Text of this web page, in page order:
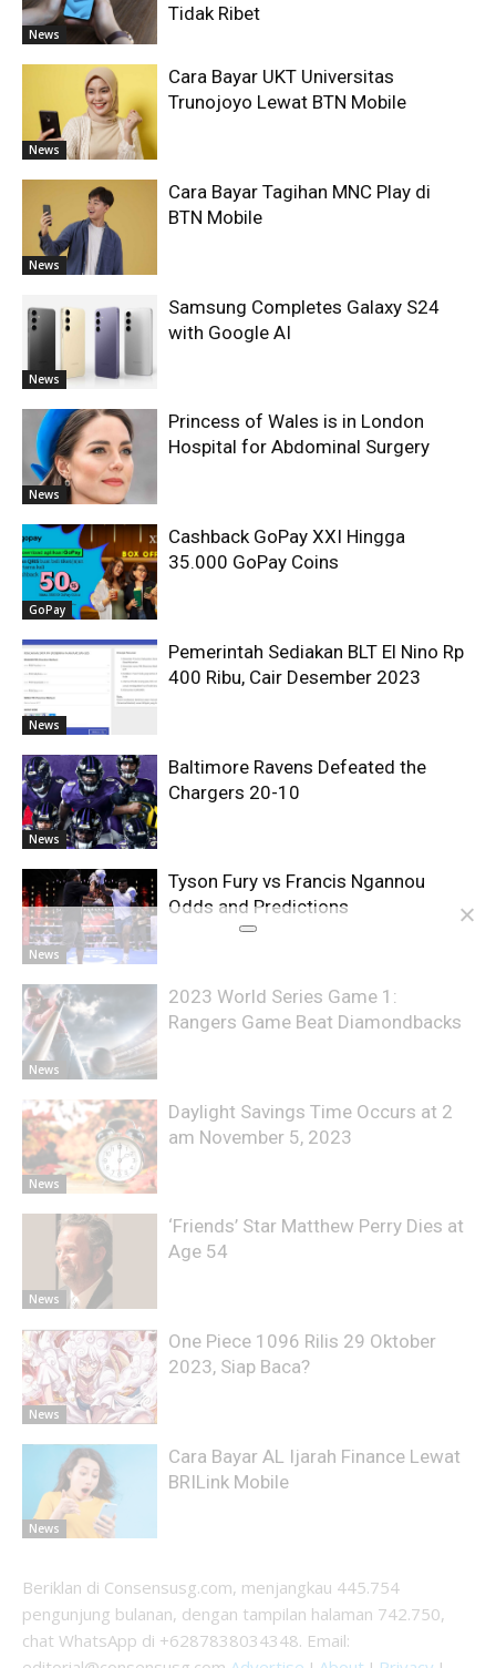
News
Tidak Ribet
News
Cara Bayar UKT Universitas
Trunojoyo Lewat BTN Mobile
News
Cara Bayar Tagihan MNC Play di
BTN Mobile
News
Samsung Completes Galaxy S24
with Google AI
News
Princess of Wales is in London
Hospital for Abdominal Surgery
GoPay
Cashback GoPay XXI Hingga
35.000 GoPay Coins
News
Pemerintah Sediakan BLT El Nino Rp
400 Ribu, Cair Desember 2023
News
Baltimore Ravens Defeated the
Chargers 20-10
News
Tyson Fury vs Francis Ngannou
Odds and Predictions
News
2023 World Series Game 1:
Rangers Game Beat Diamondbacks
News
Daylight Savings Time Occurs at 2
am November 5, 2023
News
‘Friends’ Star Matthew Perry Dies at
Age 54
News
One Piece 1096 Rilis 29 Oktober
2023, Siap Baca?
News
Cara Bayar AL Ijarah Finance Lewat
BRILink Mobile
Beriklan di Consensusg.com, menjangkau 445.754
pengunjung bulanan, dengan tampilan halaman 742.750,
chat WhatsApp di +6287838034348. Email: